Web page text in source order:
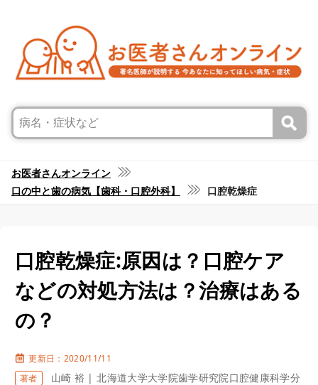
お医者さんオンライン
口の中と歯の病気【歯科・口腔外科】
口腔乾燥症
口腔乾燥症:原因は？口腔ケア
などの対処方法は？治療はある
の？
更新日：2020/11/11
著者
山崎 裕 | 北海道大学大学院歯学研究院口腔健康科学分